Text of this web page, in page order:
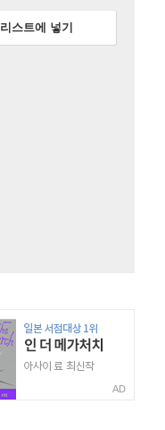
리스트에 넣기
AD